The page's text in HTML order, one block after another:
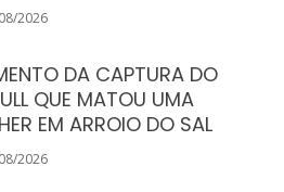
2026
DA CAPTURA DO
QUE MATOU UMA
EM ARROIO DO SAL
2026